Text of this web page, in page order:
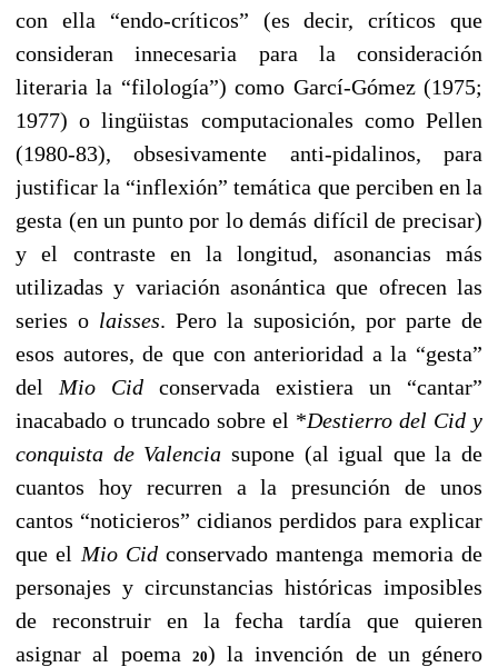
con ella “endo-críticos” (es decir, críticos que
consideran innecesaria para la consideración
literaria la “filología”) como Garcí-Gómez (1975;
1977) o lingüistas computacionales como Pellen
(1980-83), obsesivamente anti-pidalinos, para
justificar la “inflexión” temática que perciben en la
gesta (en un punto por lo demás difícil de precisar)
y el contraste en la longitud, asonancias más
utilizadas y variación asonántica que ofrecen las
series o laisses. Pero la suposición, por parte de
esos autores, de que con anterioridad a la “gesta”
del Mio Cid conservada existiera un “cantar”
inacabado o truncado sobre el *Destierro del Cid y
conquista de Valencia supone (al igual que la de
cuantos
hoy recurren a la presunción de unos
cantos “noticieros” cidianos perdidos para explicar
que el Mio Cidconservado mantenga memoria de
personajes y circunstancias históricas imposibles
de reconstruir en la fecha tardía que quieren
asignar al poema 20) la invención de un género